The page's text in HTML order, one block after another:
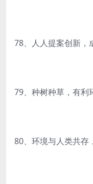
78、人人提案创新，
79、种树种草，有利
80、环境与人类共存